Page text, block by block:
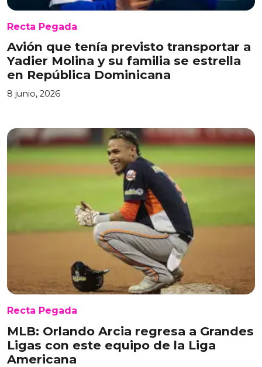
Recta Pegada
Avión que tenía previsto transportar a
Yadier Molina y su familia se estrella
en República Dominicana
8 junio, 2026
Recta Pegada
MLB: Orlando Arcia regresa a Grandes
Ligas con este equipo de la Liga
Americana